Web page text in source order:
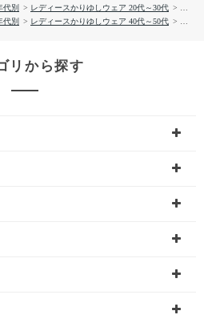
代別 > レディースかりゆしウェア 20代～30代
代別 > レディースかりゆしウェア 40代～50代
リから探す